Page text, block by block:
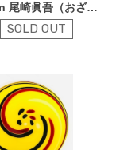
80s Design 尾崎眞吾（おざき しんご）「Quiet Sidestreet」 W 77cm H 52.6cm ポスター
SOLD OUT